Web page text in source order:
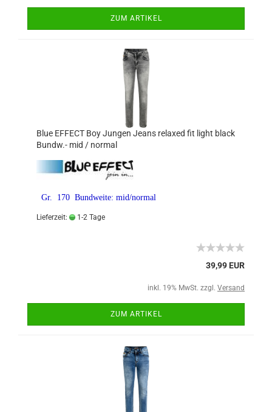
ZUM ARTIKEL
Blue EFFECT Boy Jungen Jeans relaxed fit light black
Bundw.- mid / normal
Gr. 170 Bundweite: mid/normal
Lieferzeit: 1-2 Tage
39,99 EUR
inkl. 19% MwSt. zzgl. Versand
ZUM ARTIKEL